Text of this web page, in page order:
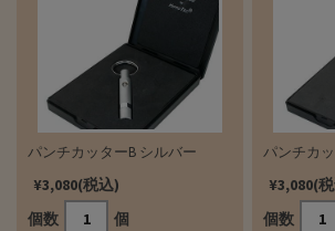
パンチカッターB シルバー
¥3,080(税込)
個数
個
パンチカ
¥3,080(
個数